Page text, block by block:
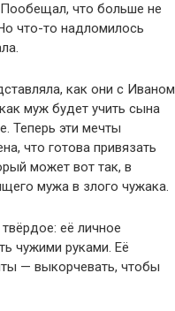
что больше не
что-то надломилось
как они с Иваном
муж будет учить сына
Теперь эти мечты
что готова привязать
может вот так, в
мужа в злого чужака.
её личное
чужими руками. Её
— выкорчевать, чтобы